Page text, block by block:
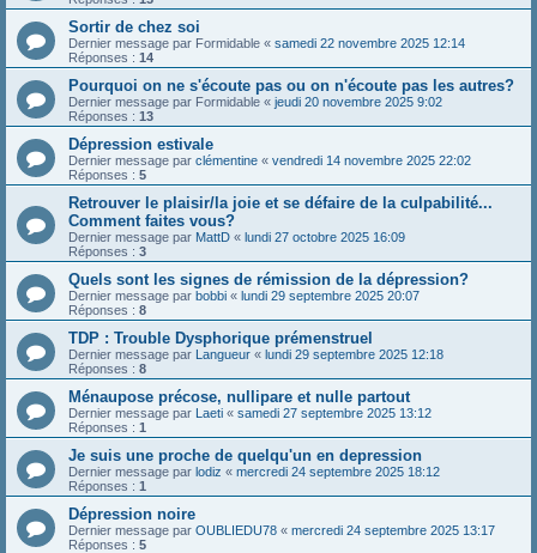
Sortir de chez soi
Dernier message par Formidable « samedi 22 novembre 2025 12:14
Réponses : 14
Pourquoi on ne s'écoute pas ou on n'écoute pas les autres?
Dernier message par Formidable « jeudi 20 novembre 2025 9:02
Réponses : 13
Dépression estivale
Dernier message par clémentine « vendredi 14 novembre 2025 22:02
Réponses : 5
Retrouver le plaisir/la joie et se défaire de la culpabilité...
Comment faites vous?
Dernier message par MattD « lundi 27 octobre 2025 16:09
Réponses : 3
Quels sont les signes de rémission de la dépression?
Dernier message par bobbi « lundi 29 septembre 2025 20:07
Réponses : 8
TDP : Trouble Dysphorique prémenstruel
Dernier message par Langueur « lundi 29 septembre 2025 12:18
Réponses : 8
Ménaupose précose, nullipare et nulle partout
Dernier message par Laeti « samedi 27 septembre 2025 13:12
Réponses : 1
Je suis une proche de quelqu'un en depression
Dernier message par lodiz « mercredi 24 septembre 2025 18:12
Réponses : 1
Dépression noire
Dernier message par OUBLIEDU78 « mercredi 24 septembre 2025 13:17
Réponses : 5